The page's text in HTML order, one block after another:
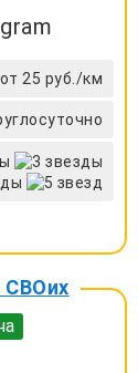
от 25 руб./км